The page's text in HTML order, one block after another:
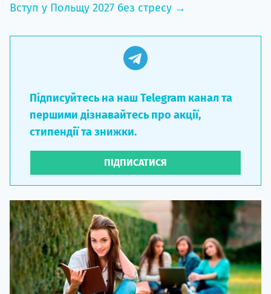
Вступ у Польщу 2027 без стресу →
Підписуйтесь на наш Telegram канал та
першими дізнавайтесь про акції,
стипендії та знижки.
ПІДПИСАТИСЯ